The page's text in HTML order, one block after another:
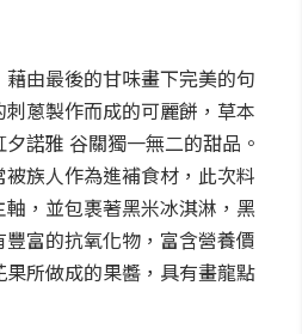
藉由最後的甘味畫下完美的句
蔥製作而成的可麗餅，草本
諾雅 谷關獨一無二的甜品。
族人作為進補食材，此次料
，並包裹著黑米冰淇淋，黑
富的抗氧化物，富含營養價
所做成的果醬，具有畫龍點